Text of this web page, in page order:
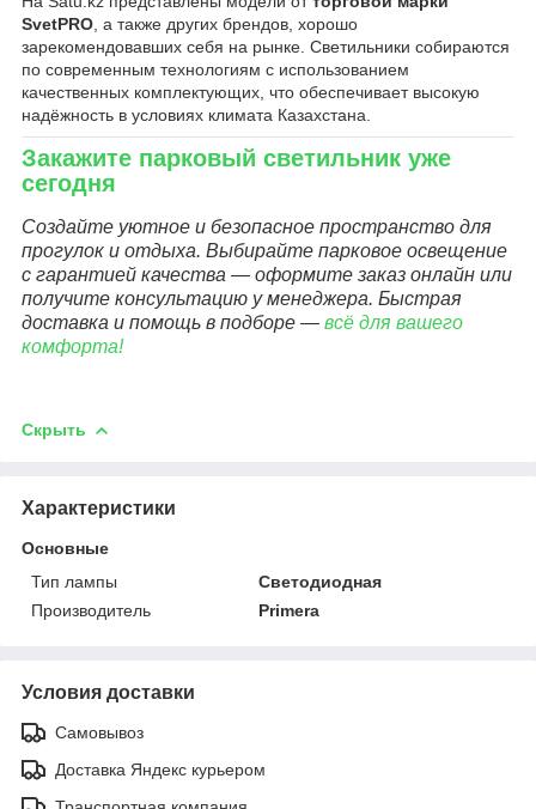
SvetPRO, а также других брендов, хорошо
зарекомендовавших себя на рынке. Светильники собираются
по современным технологиям с использованием
качественных комплектующих, что обеспечивает высокую
надёжность в условиях климата Казахстана.
Закажите парковый светильник уже
сегодня
Создайте уютное и безопасное пространство для
прогулок и отдыха. Выбирайте парковое освещение
с гарантией качества — оформите заказ онлайн или
получите консультацию у менеджера. Быстрая
доставка и помощь в подборе — всё для вашего
комфорта!
Скрыть
Характеристики
Основные
Тип лампы
Светодиодная
Производитель
Primera
Условия доставки
Самовывоз
Доставка Яндекс курьером